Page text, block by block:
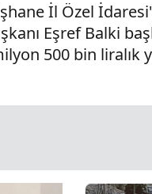
İl Özel
Eşref Balki
500 bin